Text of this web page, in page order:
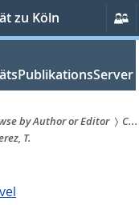
zu Köln
by Author or Editor
C...
T.